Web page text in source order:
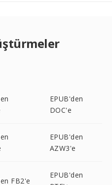
EPUB'den
DOC'e
EPUB'den
AZW3'e
FB2'e
EPUB'den